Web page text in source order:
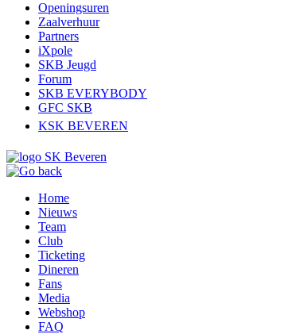
Openingsuren
Zaalverhuur
Partners
iXpole
SKB Jeugd
Forum
SKB EVERYBODY
GFC SKB
KSK BEVEREN
Home
Nieuws
Team
Club
Ticketing
Dineren
Fans
Media
Webshop
FAQ